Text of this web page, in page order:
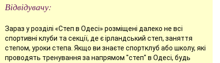
Відвідувачу:
Зараз у розділі «Степ в Одесі» розміщені далеко не всі
спортивні клуби та секції, де є ірландський степ, заняття
степом, уроки степа. Якщо ви знаєте спортклуб або школу, які
проводять тренування за напрямом "степ" в Одесі, будь